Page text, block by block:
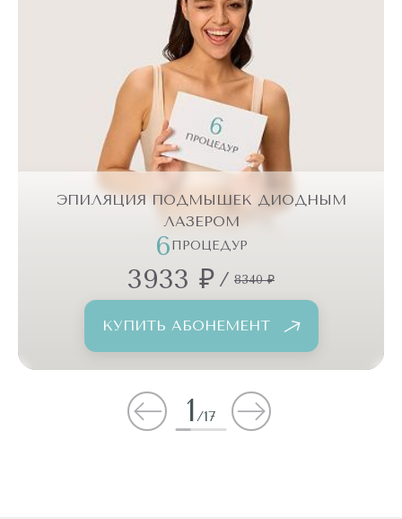
ЭПИЛЯЦИЯ ПОДМЫШЕК ДИОДНЫМ
ЛАЗЕРОМ
6ПРОЦЕДУР
3933 ₽ / 8340 ₽
КУПИТЬ АБОНЕМЕНТ
1/17